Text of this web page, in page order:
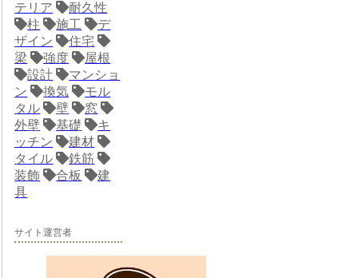
テリア
耐久性
柱
施工
デ
ザイン
住宅
梁
強度
屋根
設計
マンショ
ン
換気
モル
タル
壁
窓
外壁
基礎
キ
ッチン
建材
タイル
鉄筋
装飾
合板
建
具
サイト運営者